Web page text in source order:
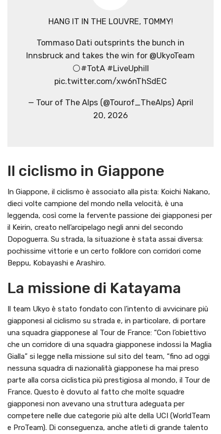
HANG IT IN THE LOUVRE, TOMMY!
Tommaso Dati outsprints the bunch in
Innsbruck and takes the win for @UkyoTeam
⚪️#TotA #LiveUphill
pic.twitter.com/xw6nThSdEC
— Tour of The Alps (@Tourof_TheAlps) April
20, 2026
Il ciclismo in Giappone
In Giappone, il ciclismo è associato alla pista: Koichi Nakano,
dieci volte campione del mondo nella velocità, è una
leggenda, così come la fervente passione dei giapponesi per
il Keirin, creato nell’arcipelago negli anni del secondo
Dopoguerra. Su strada, la situazione è stata assai diversa:
pochissime vittorie e un certo folklore con corridori come
Beppu, Kobayashi e Arashiro.
La missione di Katayama
Il team Ukyo è stato fondato con l’intento di avvicinare più
giapponesi al ciclismo su strada e, in particolare, di portare
una squadra giapponese al Tour de France: “Con l’obiettivo
che un corridore di una squadra giapponese indossi la Maglia
Gialla” si legge nella missione sul sito del team, “fino ad oggi
nessuna squadra di nazionalità giapponese ha mai preso
parte alla corsa ciclistica più prestigiosa al mondo, il Tour de
France. Questo è dovuto al fatto che molte squadre
giapponesi non avevano una struttura adeguata per
competere nelle due categorie più alte della UCI (WorldTeam
e ProTeam). Di conseguenza, anche atleti di grande talento